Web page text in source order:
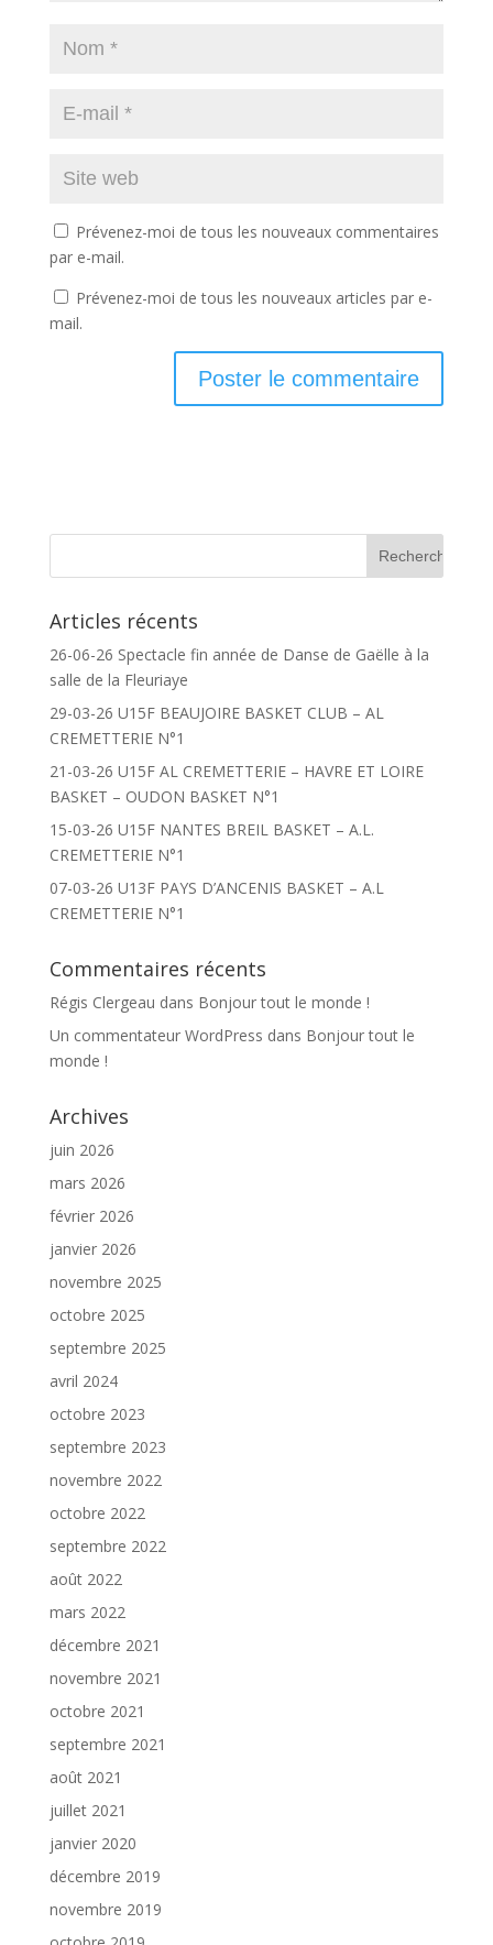
Prévenez-moi de tous les nouveaux commentaires
par e-mail.
Prévenez-moi de tous les nouveaux articles par e-
mail.
Articles récents
26-06-26 Spectacle fin année de Danse de Gaëlle à la
salle de la Fleuriaye
29-03-26 U15F BEAUJOIRE BASKET CLUB – AL
CREMETTERIE N°1
21-03-26 U15F AL CREMETTERIE – HAVRE ET LOIRE
BASKET – OUDON BASKET N°1
15-03-26 U15F NANTES BREIL BASKET – A.L.
CREMETTERIE N°1
07-03-26 U13F PAYS D’ANCENIS BASKET – A.L
CREMETTERIE N°1
Commentaires récents
Régis Clergeau dans Bonjour tout le monde !
Un commentateur WordPress dans Bonjour tout le
monde !
Archives
juin 2026
mars 2026
février 2026
janvier 2026
novembre 2025
octobre 2025
septembre 2025
avril 2024
octobre 2023
septembre 2023
novembre 2022
octobre 2022
septembre 2022
août 2022
mars 2022
décembre 2021
novembre 2021
octobre 2021
septembre 2021
août 2021
juillet 2021
janvier 2020
décembre 2019
novembre 2019